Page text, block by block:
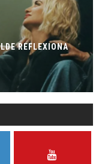
REFLEXIONA